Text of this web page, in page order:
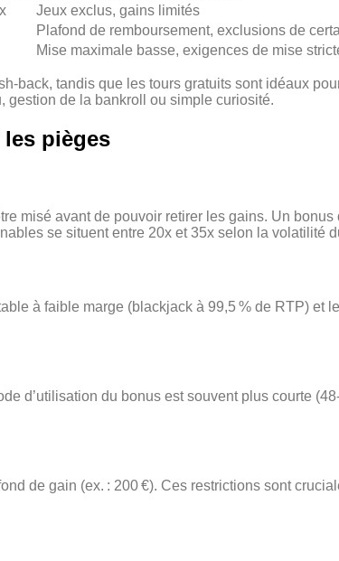
Jeux exclus, gains limités
Plafond de remboursement, exclusions de
Mise maximale basse, exigences de mise
tandis que les tours gratuits sont idéaux
gestion de la bankroll ou simple curiosité.
pièges
misé avant de pouvoir retirer les gains. Un
se situent entre 20x et 35x selon la volatilité
à faible marge (blackjack à 99,5 % de RTP)
d’utilisation du bonus est souvent plus courte
de gain (ex. : 200 €). Ces restrictions sont